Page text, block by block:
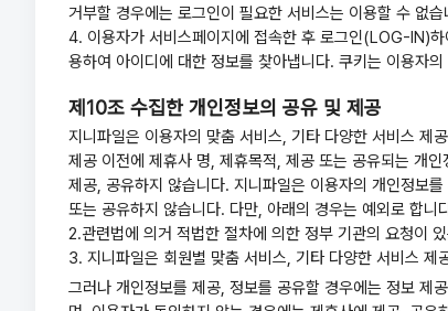
거부할 경우에는 로그인이 필요한 서비스는 이용할 수 없습
4. 이용자가 서비스페이지에 접속한 후 로그인(LOG-IN)
용하여 아이디에 대한 정보를 찾아냅니다. 쿠키는 이용자
제10조 수집한 개인정보의 공유 및 제공
지니파일은 이용자의 맞춤 서비스, 기타 다양한 서비스 제
제공 이전에 제휴사 명, 제휴목적, 제공 또는 공유되는 개
제공, 공유하지 않습니다. 지니파일은 이용자의 개인정보
또는 공유하지 않습니다. 다만, 아래의 경우는 예외로 합니
2.관련법에 의거 적법한 절차에 의한 정부 기관의 요청이
3. 지니파일은 회원별 맞춤 서비스, 기타 다양한 서비스
그러나 개인정보를 제공, 정보를 공유할 경우에는 정보 제